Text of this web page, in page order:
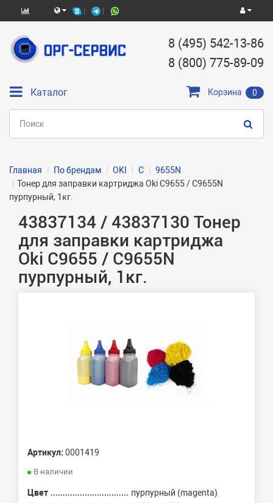
8 (495) 542-13-86
8 (800) 775-89-09
Каталог Корзина 0
Главная По брендам OKI C
9655N
Тонер для заправки картриджа Oki C9655 / C9655N
пурпурный, 1кг.
43837134 / 43837130 Тонер
для заправки картриджа
Oki C9655 / C9655N
пурпурный, 1кг.
Артикул: 0001419
В наличии
Цвет
пурпурный (magenta)